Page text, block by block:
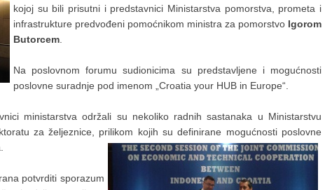
kojoj su bili prisutni i predstavnici Ministarstva pomorstva, prometa i
infrastrukture predvođeni pomoćnikom ministra za pomorstvo Igorom
Butorcem.
Na poslovnom forumu sudionicima su predstavljene i mogućnosti
poslovne suradnje pod imenom „Croatia your HUB in Europe“.
ministarstva održali su nekoliko radnih sastanaka u Ministarstvu
za željeznice, prilikom kojih su definirane mogućnosti poslovne
potvrditi sporazum